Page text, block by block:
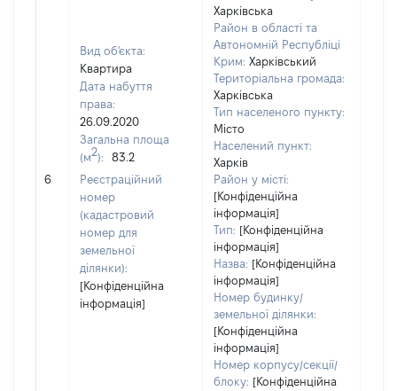
6
Вид об'єкта:
Квартира
Дата набуття
права:
26.09.2020
Загальна площа
(м2):
83.2
Реєстраційний
номер
(кадастровий
номер для
земельної
ділянки):
[Конфіденційна
інформація]
Харківська
Район в області та
Автономній Республіці
Крим: Харківський
Територіальна громада:
Харківська
Тип населеного пункту:
Місто
Населений пункт:
Харків
Район у місті:
[Конфіденційна
інформація]
Тип: [Конфіденційна
інформація]
Назва: [Конфіденційна
інформація]
Номер будинку/
земельної ділянки:
[Конфіденційна
інформація]
Номер корпусу/секції/
блоку: [Конфіденційна